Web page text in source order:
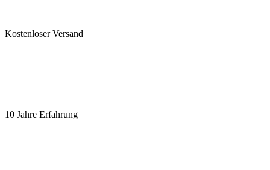
Kostenloser Versand
10 Jahre Erfahrung